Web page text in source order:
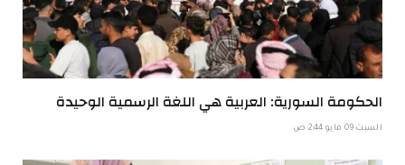
الحكومة السورية: العربية هي اللغة الرسمية الوحيدة
السبت 09 مايو 2:44 ص